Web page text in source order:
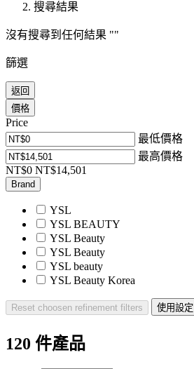
搜尋結果
沒有搜尋到任何結果
篩選
返回
價格
Price
最低價格
最高價格
NT$0 NT$14,501
Brand
YSL
YSL BEAUTY
YSL Beauty
YSL Beauty​
YSL beauty
YSL Beauty Korea
Reset choosen refinement filters 使用設定
120 件產品